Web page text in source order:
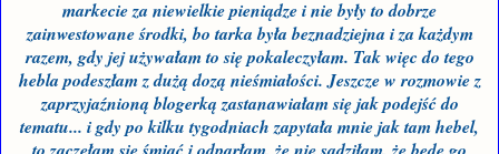
markecie za niewielkie pieniądze i nie były to dobrze
zainwestowane środki, bo tarka była beznadziejna i za każdym
razem, gdy jej używałam to się pokaleczyłam. Tak więc do tego
hebla podeszłam z dużą dozą nieśmiałości. Jeszcze w rozmowie z
zaprzyjaźnioną blogerką zastanawiałam się jak podejść do
tematu... i gdy po kilku tygodniach zapytała mnie jak tam hebel,